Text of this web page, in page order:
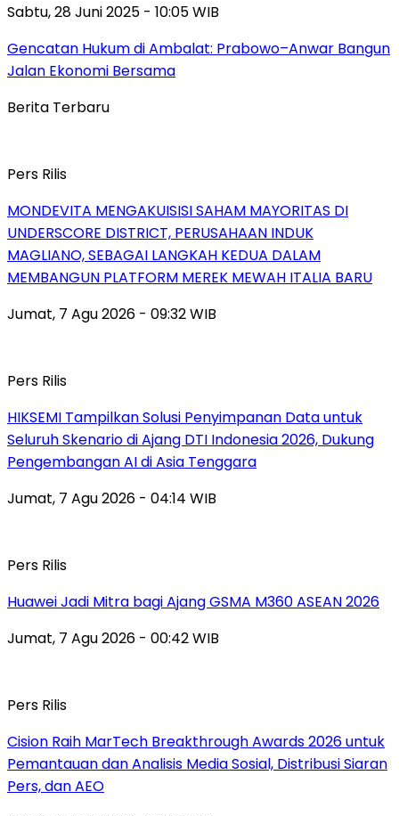
Sabtu, 28 Juni 2025 - 10:05 WIB
Gencatan Hukum di Ambalat: Prabowo–Anwar Bangun
Jalan Ekonomi Bersama
Berita Terbaru
Pers Rilis
MONDEVITA MENGAKUISISI SAHAM MAYORITAS DI
UNDERSCORE DISTRICT, PERUSAHAAN INDUK
MAGLIANO, SEBAGAI LANGKAH KEDUA DALAM
MEMBANGUN PLATFORM MEREK MEWAH ITALIA BARU
Jumat, 7 Agu 2026 - 09:32 WIB
Pers Rilis
HIKSEMI Tampilkan Solusi Penyimpanan Data untuk
Seluruh Skenario di Ajang DTI Indonesia 2026, Dukung
Pengembangan AI di Asia Tenggara
Jumat, 7 Agu 2026 - 04:14 WIB
Pers Rilis
Huawei Jadi Mitra bagi Ajang GSMA M360 ASEAN 2026
Jumat, 7 Agu 2026 - 00:42 WIB
Pers Rilis
Cision Raih MarTech Breakthrough Awards 2026 untuk
Pemantauan dan Analisis Media Sosial, Distribusi Siaran
Pers, dan AEO